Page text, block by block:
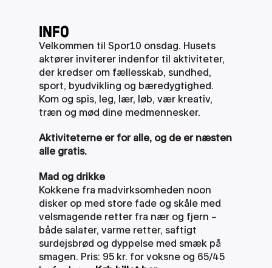
INFO
Velkommen til Spor10 onsdag. Husets
aktører inviterer indenfor til aktiviteter,
der kredser om fællesskab, sundhed,
sport, byudvikling og bæredygtighed.
Kom og spis, leg, lær, løb, vær kreativ,
træn og mød dine medmennesker.
Aktiviteterne er for alle, og de er næsten
alle gratis.
Mad og drikke
Kokkene fra madvirksomheden noon
disker op med store fade og skåle med
velsmagende retter fra nær og fjern –
både salater, varme retter, saftigt
surdejsbrød og dyppelse med smæk på
smagen. Pris: 95 kr. for voksne og 65/45